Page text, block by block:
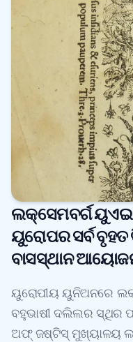
ଲକ୍ସେମବର୍ଗ
ୟୁରୋପର ସର୍ବ
ବାସସ୍ଥାନ
ୟୁରୋପୀୟ ୟୁନିଅନରେ
ବହୁଭାଷୀ ଦଲିଲର ସ୍ଥିର
ଅଫ୍ ଜଷ୍ଟିସ୍ ମୁଖ୍ୟାଳୟ